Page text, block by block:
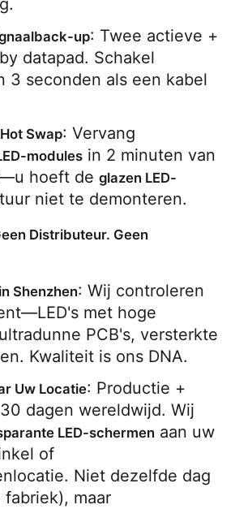
up: Twee actieve +
datapad. Schakel
3 seconden als een kabel
Swap: Vervang
modules in 2 minuten van
hoeft de glazen LED-
niet te demonteren.
Distributeur. Geen
Shenzhen: Wij controleren
met hoge
PCB's, versterkte
Kwaliteit is ons DNA.
Uw Locatie: Productie +
dagen wereldwijd. Wij
LED-schermen aan uw
of
Niet dezelfde dag
maar